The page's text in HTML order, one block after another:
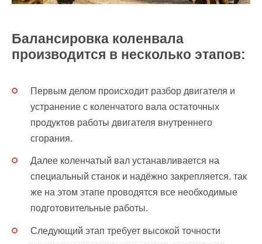
Балансировка коленвала
производится в несколько этапов:
Первым делом происходит разбор двигателя и
устранение с коленчатого вала остаточных
продуктов работы двигателя внутреннего
сгорания.
Далее коленчатый вал устанавливается на
специальный станок и надёжно закрепляется. так
же на этом этапе проводятся все необходимые
подготовительные работы.
Следующий этап требует высокой точности